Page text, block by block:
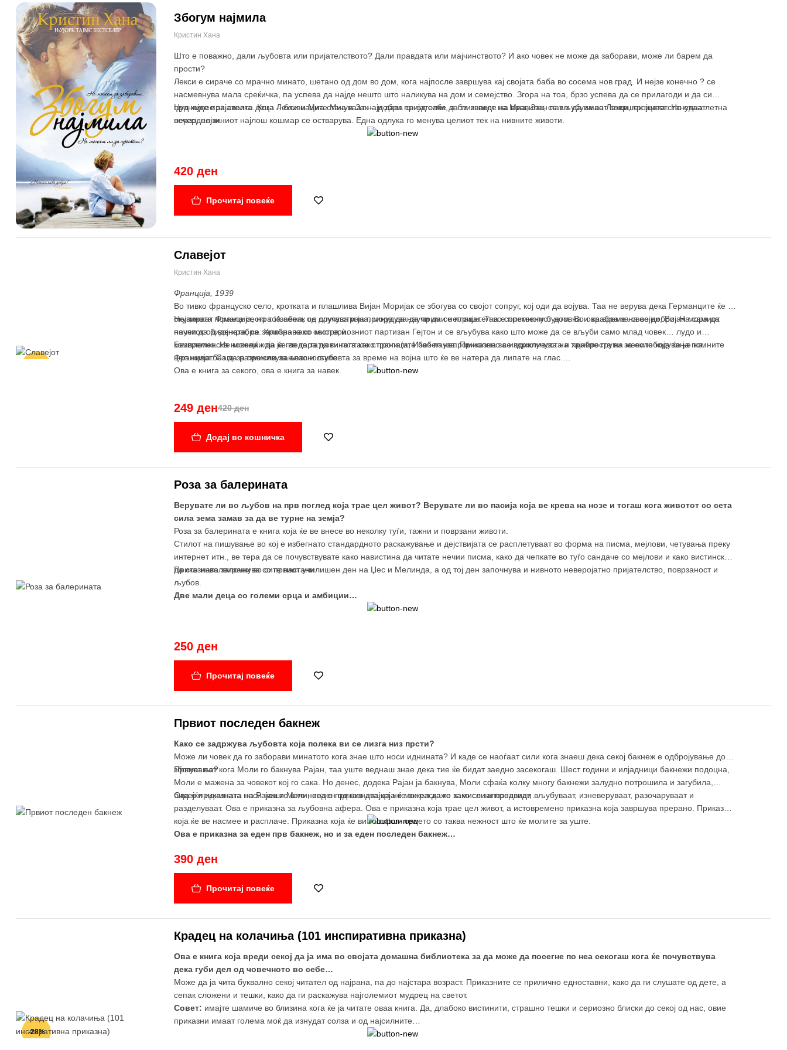
Збогум најмила
Кристин Хана
Што е поважно, дали љубовта или пријателството? Дали правдата или мајчинството? И ако човек не може да заборави, може ли барем да
прости?
Лекси е сираче со мрачно минато, шетано од дом во дом, кога најпосле завршува кај својата баба во сосема нов град. И нејзе конечно ? се
насмевнува мала среќичка, па успева да најде нешто што наликува на дом и семејство. Згора на тоа, брзо успева да се прилагоди и да си
пронајде пријателка. Кога Лекси и Миа стануваат најдобри пријателки, а близнакот на Миа, Зак, се вљубува во Лекси, тројцата стануваат
неразделни.
Џуд живее за своите деца – близнаците Миа и Зак – и дава сe од себе да ги изведе на правилен пат и да имаат совршен живот. Но една летна
вечер, нејзиниот најлош кошмар се остварува. Една одлука го менува целиот тек на нивните животи.
420 ден
Прочитај повеќе
Славејот
Кристин Хана
Франција, 1939
Во тивко француско село, кротката и плашлива Вијан Моријак се збогува со својот сопруг, кој оди да војува. Таа не верува дека Германците ќе ја
окупираат Франција, но тоа сепак се случува и ја принудува да прими непријател во сопствениот дом. Во ова време на војни, Вијан мора да
научи да биде храбра. Храбра како сестра ѝ.
Нејзината помала сестра Изабел, од друга страна, мора да научи да се плаши. Таа е премногу бунтовна и храбра за свое добро. На самиот
почеток од војната, се запознава со мистериозниот партизан Гејтон и се вљубува како што може да се вљуби само млад човек… лудо и
комплетно. Не можејќи да ја гледа татковината како пропаѓа, Изабел непромислено се приклучува на тајните групи за ослободување на
Франција без да размисли за опасностите.
Безвременска новела која ќе ве тера да ги голтате страниците без пауза. Приказна за издржливоста и храброста на жените која ќе ја помните
цел живот. Сага за преживувањето и љубовта за време на војна што ќе ве натера да липате на глас.
Ова е книга за секого, ова е книга за навек.
420 ден
249 ден
Додај во кошничка
Роза за балерината
Верувате ли во љубов на прв поглед која трае цел живот? Верувате ли во пасија која ве крева на нозе и тогаш кога животот со сета
сила зема замав за да ве турне на земја?
Роза за балерината е книга која ќе ве внесе во неколку туѓи, тажни и поврзани животи.
Стилот на пишување во кој е избегнато стандардното раскажување и дејствијата се расплетуваат во форма на писма, мејлови, четувања преку
интернет итн., ве тера да се почувствувате како навистина да читате нечии писма, како да чепкате во туѓо сандаче со мејлови и како вистински
да сте инволвирани во сите настани.
Приказната започнува со првиот училишен ден на Џес и Мелинда, а од тој ден започнува и нивното неверојатно пријателство, поврзаност и
љубов.
Две мали деца со големи срца и амбиции…
250 ден
Прочитај повеќе
Првиот последен бакнеж
Како се задржува љубовта која полека ви се лизга низ прсти?
Може ли човек да го заборави минатото кога знае што носи иднината? И каде се наоѓаат сили кога знаеш дека секој бакнеж е одбројување до
збогување?
Првиот пат кога Моли го бакнува Рајан, таа уште веднаш знае дека тие ќе бидат заедно засекогаш. Шест години и илјадници бакнежи подоцна,
Моли е мажена за човекот кој го сака. Но денес, додека Рајан ја бакнува, Моли сфаќа колку многу бакнежи залудно потрошила и загубила,
бидејќи иднината носи нешто што ниеден од нив двајца не можел да го замисли и предвиди…
Ова е приказната на Рајан и Моли, ова е приказната која ќе ви раскаже како се запознаваат, вљубуваат, изневеруваат, разочаруваат и
разделуваат. Ова е приказна за љубовна афера. Ова е приказна која трае цел живот, а истовремено приказна која завршува прерано. Приказна
која ќе ве насмее и расплаче. Приказна која ќе ви го скрши срцето со таква нежност што ќе молите за уште.
Ова е приказна за еден прв бакнеж, но и за еден последен бакнеж…
390 ден
Прочитај повеќе
-28%
Крадец на колачиња (101 инспиративна приказна)
Ова е книга која вреди секој да ја има во својата домашна библиотека за да може да посегне по неа секогаш кога ќе почувствува
дека губи дел од човечното во себе…
Може да ја чита буквално секој читател од најрана, па до најстара возраст. Приказните се прилично едноставни, како да ги слушате од дете, а
сепак сложени и тешки, како да ги раскажува најголемиот мудрец на светот.
Совет: имајте шамиче во близина кога ќе ја читате оваа книга. Да, длабоко вистинити, страшно тешки и сериозно блиски до секој од нас, овие
приказни имаат голема моќ да изнудат солза и од најсилните…